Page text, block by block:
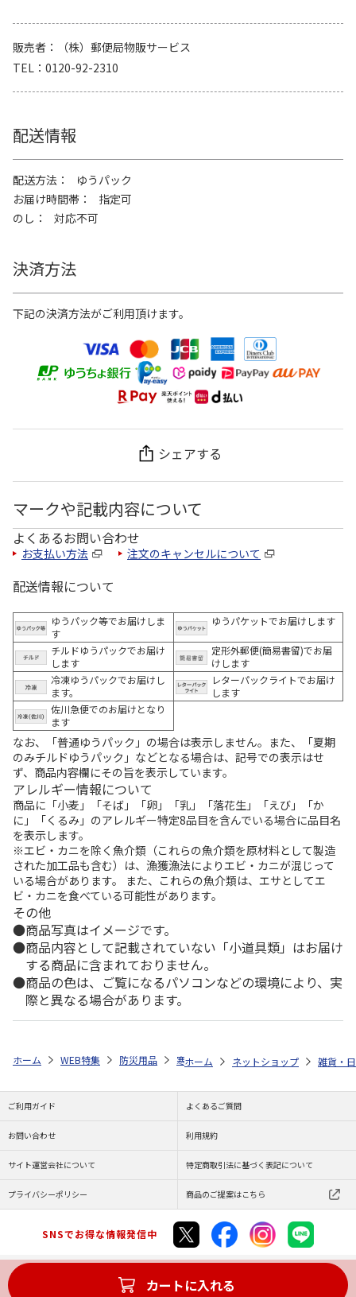
販売者
（株）郵便局物販サービス
TEL
0120-92-2310
配送情報
配送方法
ゆうパック
お届け時間帯
指定可
のし
対応不可
決済方法
下記の決済方法がご利用頂けます。
シェアする
マークや記載内容について
よくあるお問い合わせ
お支払い方法 注文のキャンセルについて
配送情報について
ゆうパック等でお届けしま
す
ゆうパケットでお届けします
チルドゆうパックでお届け
します
定形外郵便(簡易書留)でお届
けします
冷凍ゆうパックでお届けし
ます。
レターパックライトでお届け
します
佐川急便でのお届けとなり
ます
なお、「普通ゆうパック」の場合は表示しません。また、「夏期
のみチルドゆうパック」などとなる場合は、記号での表示はせ
ず、商品内容欄にその旨を表示しています。
アレルギー情報について
商品に「小麦」「そば」「卵」「乳」「落花生」「えび」「か
に」「くるみ」のアレルギー特定8品目を含んでいる場合に品目名
を表示します。
※エビ・カニを除く魚介類（これらの魚介類を原材料として製造
された加工品も含む）は、漁獲漁法によりエビ・カニが混じって
いる場合があります。 また、これらの魚介類は、エサとしてエ
ビ・カニを食べている可能性があります。
その他
商品写真はイメージです。
商品内容として記載されていない「小道具類」はお届け
する商品に含まれておりません。
商品の色は、ご覧になるパソコンなどの環境により、実
際と異なる場合があります。
カートに入れる
ホーム WEB特集 防災用品 寒暖・睡眠対応 備蓄用毛布コンパク
ホーム ネットショップ 雑貨・
ご利用ガイド よくあるご質問
お問い合わせ 利用規約
サイト運営会社について 特定商取引法に基づく表記について
プライバシーポリシー 商品のご提案はこちら
SNSでお得な情報発信中